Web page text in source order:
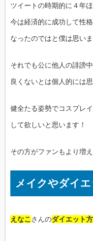
ツイートの時期的に４年
今は経済的に成功して性
なったのではと僕は思いま
それでも公に他人の誹謗
良くないとは個人的には
健全たる姿勢でコスプレ
して欲しいと思います！
その方がファンもより増
メイクやダイ
えなこ さんのダイエット